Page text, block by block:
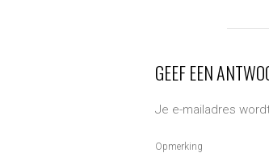
GEEF EEN
Je e-mailadres
Opmerking